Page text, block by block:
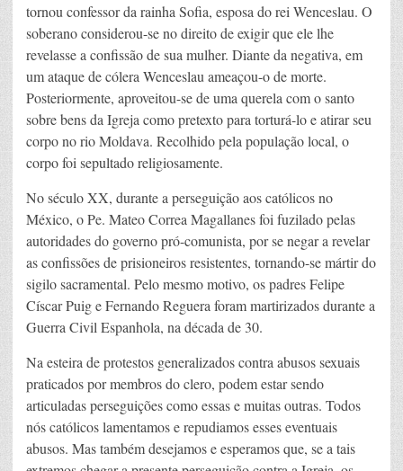
tornou confessor da rainha Sofia, esposa do rei Wenceslau. O
soberano considerou-se no direito de exigir que ele lhe
revelasse a confissão de sua mulher. Diante da negativa, em
um ataque de cólera Wenceslau ameaçou-o de morte.
Posteriormente, aproveitou-se de uma querela com o santo
sobre bens da Igreja como pretexto para torturá-lo e atirar seu
corpo no rio Moldava. Recolhido pela população local, o
corpo foi sepultado religiosamente.
No século XX, durante a perseguição aos católicos no
México, o Pe. Mateo Correa Magallanes foi fuzilado pelas
autoridades do governo pró-comunista, por se negar a revelar
as confissões de prisioneiros resistentes, tornando-se mártir do
sigilo sacramental. Pelo mesmo motivo, os padres Felipe
Císcar Puig e Fernando Reguera foram martirizados durante a
Guerra Civil Espanhola, na década de 30.
Na esteira de protestos generalizados contra abusos sexuais
praticados por membros do clero, podem estar sendo
articuladas perseguições como essas e muitas outras. Todos
nós católicos lamentamos e repudiamos esses eventuais
abusos. Mas também desejamos e esperamos que, se a tais